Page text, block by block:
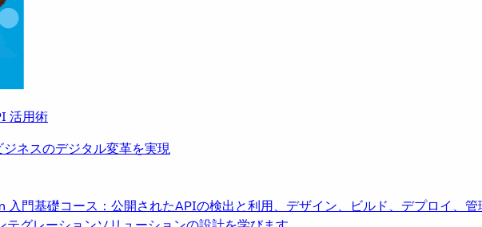
活用術
ネスのデジタル変革を実現
入門基礎コース：公開されたAPIの検出と利用、デザイン、ビルド、デプロイ、管